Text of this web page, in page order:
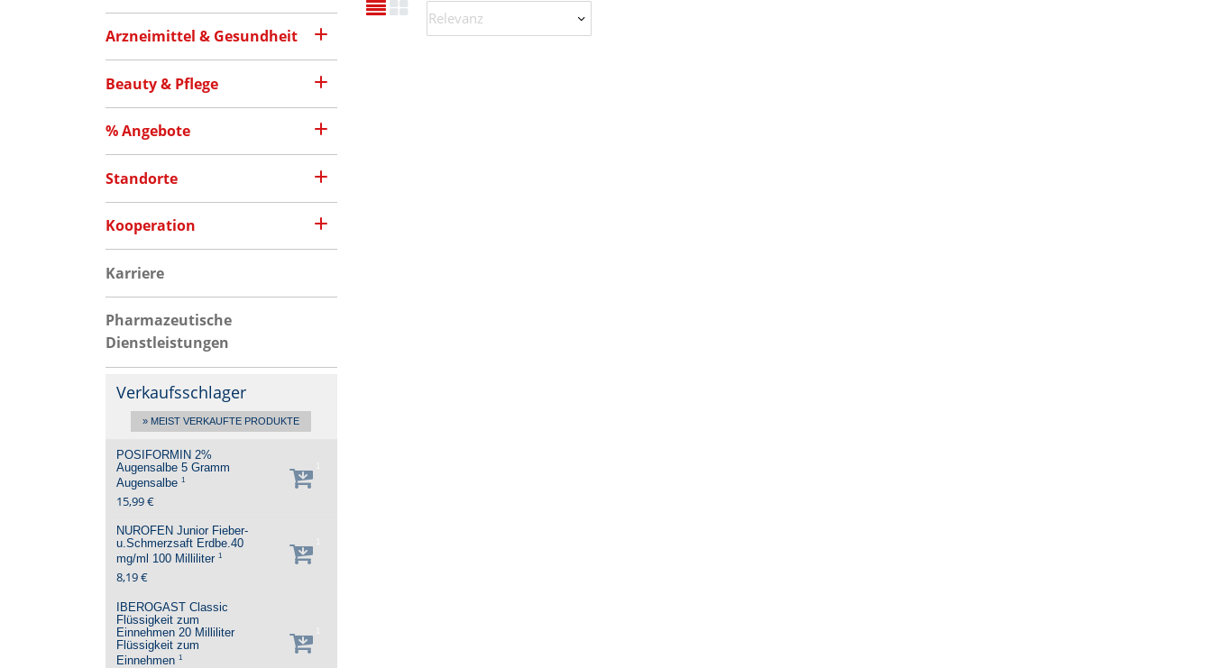
Arzneimittel & Gesundheit
Beauty & Pflege
% Angebote
Standorte
Kooperation
Karriere
Pharmazeutische
Dienstleistungen
Verkaufsschlager
» MEIST VERKAUFTE PRODUKTE
POSIFORMIN 2%
Augensalbe5 Gramm
Augensalbe 1
15,99 €
NUROFEN Junior Fieber-
u.Schmerzsaft Erdbe.40
mg/ml 100 Milliliter1
8,19 €
IBEROGAST Classic
Flüssigkeit zum
Einnehmen 20 Milliliter
Flüssigkeit zum
Einnehmen 1